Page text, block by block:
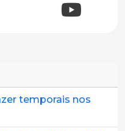
temporais nos